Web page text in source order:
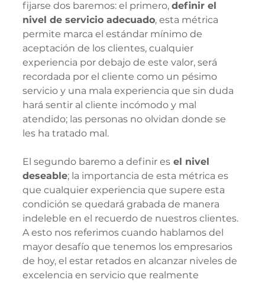
fijarse dos baremos: el primero, definir el
nivel de servicio adecuado, esta métrica
permite marca el estándar mínimo de
aceptación de los clientes, cualquier
experiencia por debajo de este valor, será
recordada por el cliente como un pésimo
servicio y una mala experiencia que sin duda
hará sentir al cliente incómodo y mal
atendido; las personas no olvidan donde se
les ha tratado mal.
El segundo baremo a definir es el nivel
deseable; la importancia de esta métrica es
que cualquier experiencia que supere esta
condición se quedará grabada de manera
indeleble en el recuerdo de nuestros clientes.
A esto nos referimos cuando hablamos del
mayor desafío que tenemos los empresarios
de hoy, el estar retados en alcanzar niveles de
excelencia en servicio que realmente